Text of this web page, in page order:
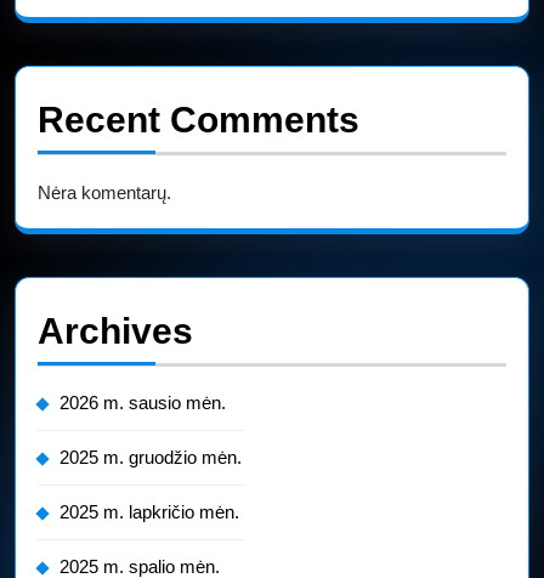
Recent Comments
Nėra komentarų.
Archives
2026 m. sausio mėn.
2025 m. gruodžio mėn.
2025 m. lapkričio mėn.
2025 m. spalio mėn.